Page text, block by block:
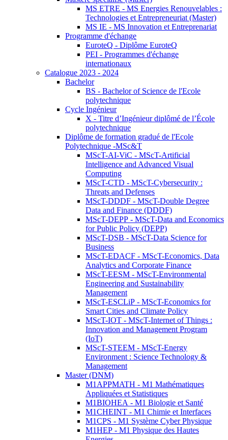
MS ETRE - MS Energies Renouvelables :
Technologies et Entrepreneuriat (Master)
MS IE - MS Innovation et Entreprenariat
Programme d'échange
EuroteQ - Diplôme EuroteQ
PEI - Programmes d'échange
internationaux
Catalogue 2023 - 2024
Bachelor
BS - Bachelor of Science de l'Ecole
polytechnique
Cycle Ingénieur
X - Titre d’Ingénieur diplômé de l’École
polytechnique
Diplôme de formation gradué de l'Ecole
Polytechnique -MSc&T
MScT-AI-ViC - MScT-Artificial
Intelligence and Advanced Visual
Computing
MScT-CTD - MScT-Cybersecurity :
Threats and Defenses
MScT-DDDF - MScT-Double Degree
Data and Finance (DDDF)
MScT-DEPP - MScT-Data and Economics
for Public Policy (DEPP)
MScT-DSB - MScT-Data Science for
Business
MScT-EDACF - MScT-Economics, Data
Analytics and Corporate Finance
MScT-EESM - MScT-Environmental
Engineering and Sustainability
Management
MScT-ESCLiP - MScT-Economics for
Smart Cities and Climate Policy
MScT-IOT - MScT-Internet of Things :
Innovation and Management Program
(IoT)
MScT-STEEM - MScT-Energy
Environment : Science Technology &
Management
Master (DNM)
M1APPMATH - M1 Mathématiques
Appliquées et Statistiques
M1BIOHEA - M1 Biologie et Santé
M1CHEINT - M1 Chimie et Interfaces
M1CPS - M1 Système Cyber Physique
M1HEP - M1 Physique des Hautes